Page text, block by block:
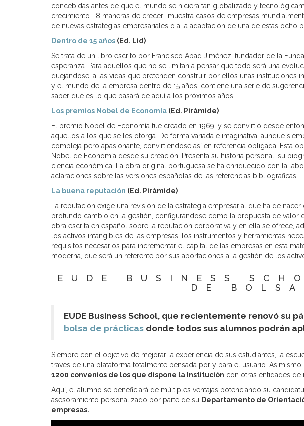
concebidas antes de que el mundo se hiciera tan globalizado y
crecimiento. “8 maneras de crecer” muestra casos de empresas
de nuevas estrategias empresariales o a la adaptación de una de estas
Dentro de 15 años (Ed. Lid)
Se trata de un libro escrito por Francisco Abad Jiménez, fundador de la
esperanza. Para aquellos que no se limitan a pensar que todo será una
quejándose, a las vidas que pretenden construir por ellos unas
y el mundo de la empresa dentro de 15 años, contiene una serie de
saber qué es lo que pasará de aquí a los próximos años.
Los premios Nobel de Economía (Ed. Pirámide)
El premio Nobel de Economía fue creado en 1969, y se convirtió desde
aquellos a los que se les otorga. De forma variada e imaginativa, aunque
compleja pero apasionante, convirtiéndose así en referencia obligada. Esta
Nobel de Economía desde su creación. Presenta su historia personal, su
ciencia económica. La obra original portuguesa se ha enriquecido con la
aclaraciones sobre las versiones españolas de las referencias bibliográficas.
La buena reputación (Ed. Pirámide)
La reputación exige una revisión de la estrategia empresarial que ha de
profundo cambio en la gestión, configurándose como la propuesta de valor
obra escrita en español sobre la reputación corporativa y en ella se ofrece,
los activos intangibles de las empresas, los instrumentos y herramientas
requisitos necesarios para incrementar el capital de las empresas en esta
moderna, que será un referente por sus aportaciones a la gestión de los
EUDE BUSINESS
DE
EUDE Business School, que recientemente renovó su
bolsa de prácticas donde todos sus alumnos podrán
Siempre con el objetivo de mejorar la experiencia de sus estudiantes, la
través de una plataforma totalmente pensada por y para el usuario.
1200 convenios de los que dispone la Institución con otras entidades de
Aquí, el alumno se beneficiará de múltiples ventajas potenciando su
asesoramiento personalizado por parte de su Departamento de
empresas.